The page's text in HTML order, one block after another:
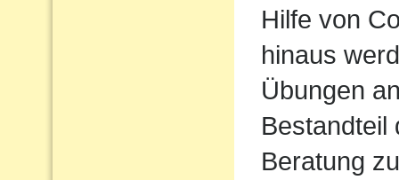
Hilfe von
hinaus
Übungen
Bestandteil
Beratung